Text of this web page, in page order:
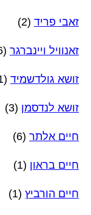
זאבי פריד (2)
זאנוויל ויינברגר (36)
זושא גולדשמיד (1)
זושא לנדסמן (3)
חיים אלתר (6)
חיים בראון (1)
חיים הורביץ (1)